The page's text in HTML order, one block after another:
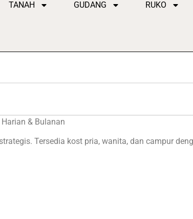
TANAH GUDANG RUKO
& Bulanan
Tersedia kost pria, wanita, dan campur